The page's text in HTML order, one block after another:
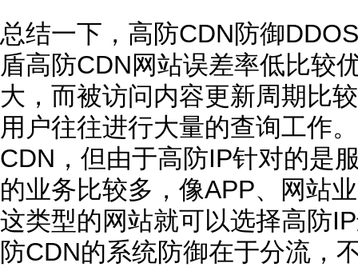
总结一下，高防CDN防御
盾高防CDN网站误差率低比较
大，而被访问内容更新周期比
用户往往进行大量的查询工作
CDN，但由于高防IP针对的是
的业务比较多，像APP、网站
这类型的网站就可以选择高防
防CDN的系统防御在于分流，